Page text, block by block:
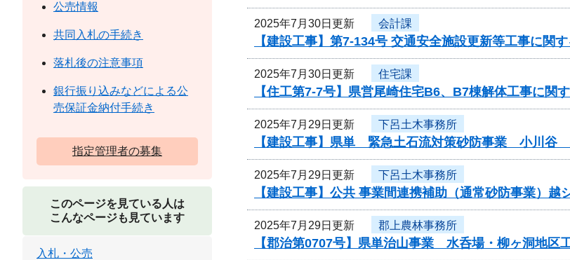
2025年7月30日更新 会計課
【建設工事】第7-134号 交通安全施設更新等工事に関
2025年7月30日更新 住宅課
【住工第7-7号】県営尾崎住宅B6、B7棟解体工事に関
2025年7月29日更新 下呂土木事務所
【建設工事】県単 緊急土石流対策砂防事業 小川谷
2025年7月29日更新 下呂土木事務所
【建設工事】公共 事業間連携補助（通常砂防事業）
2025年7月29日更新 郡上農林事務所
【郡治第0707号】県単治山事業 水呑場・柳ヶ洞地区
公売情報
共同入札の手続き
落札後の注意事項
銀行振り込みなどによる公
売保証金納付手続き
指定管理者の募集
このページを見ている人は
こんなページも見ています
入札・公売